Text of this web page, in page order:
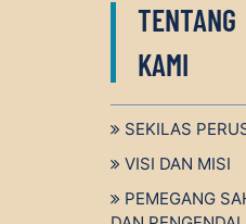
TENTANG
KAMI
SEKILAS
VISI DAN MISI
PEMEGANG